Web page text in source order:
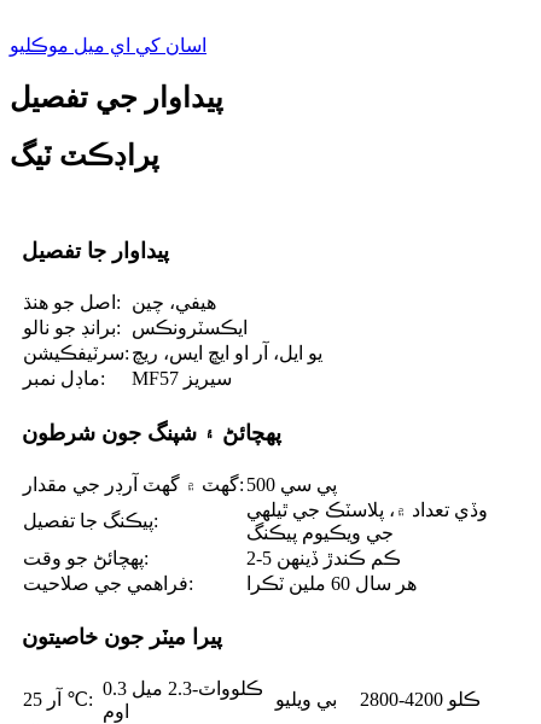
اسان کي اي ميل موڪليو
پيداوار جي تفصيل
پراڊڪٽ ٽيگ
پيداوار جا تفصيل
اصل جو هنڌ:
هيفي، چين
برانڊ جو نالو:
ايڪسٽرونڪس
سرٽيفڪيشن: يو ايل، آر او ايڇ ايس، ريچ
ماڊل نمبر:
MF57 سيريز
پهچائڻ ۽ شپنگ جون شرطون
گھٽ ۾ گھٽ آرڊر جي مقدار:
500 پي سي
پيڪنگ جا تفصيل:
وڏي تعداد ۾، پلاسٽڪ جي ٿيلهي
جي ويڪيوم پيڪنگ
پهچائڻ جو وقت:
2-5 ڪم ڪندڙ ڏينهن
فراهمي جي صلاحيت:
هر سال 60 ملين ٽڪرا
پيرا ميٽر جون خاصيتون
آر 25 ℃:
0.3 ڪلوواٽ-2.3 ميل
اوم
بي ويليو
2800-4200 ڪلو